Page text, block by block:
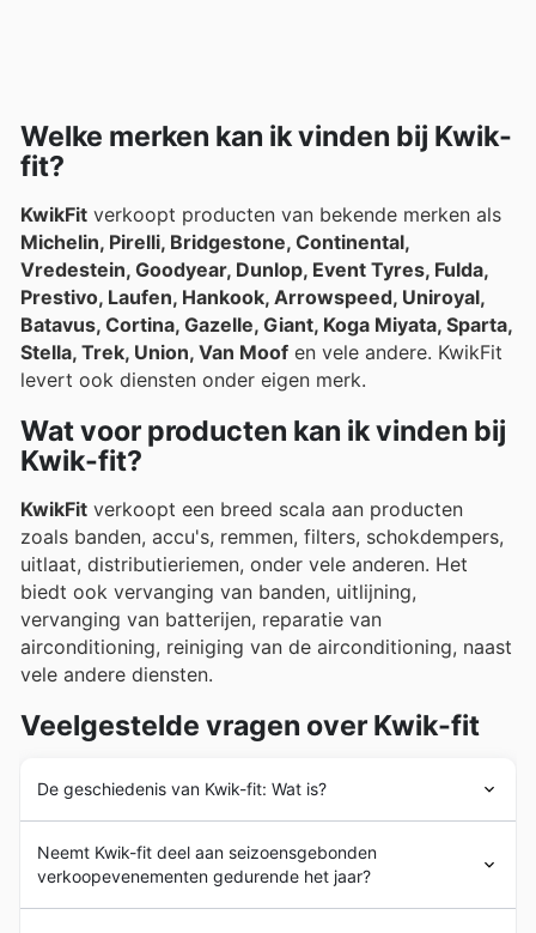
Welke merken kan ik vinden bij Kwik-
fit?
KwikFit verkoopt producten van bekende merken als
Michelin, Pirelli, Bridgestone, Continental,
Vredestein, Goodyear, Dunlop, Event Tyres, Fulda,
Prestivo, Laufen, Hankook, Arrowspeed, Uniroyal,
Batavus, Cortina, Gazelle, Giant, Koga Miyata, Sparta,
Stella, Trek, Union, Van Moof en vele andere. KwikFit
levert ook diensten onder eigen merk.
Wat voor producten kan ik vinden bij
Kwik-fit?
KwikFit verkoopt een breed scala aan producten
zoals banden, accu's, remmen, filters, schokdempers,
uitlaat, distributieriemen, onder vele anderen. Het
biedt ook vervanging van banden, uitlijning,
vervanging van batterijen, reparatie van
airconditioning, reiniging van de airconditioning, naast
vele andere diensten.
Veelgestelde vragen over Kwik-fit
De geschiedenis van Kwik-fit: Wat is?
oprichting van het bedrijf in het Verenigd Koninkrijk en
de opening van het eerste centrum in McDonald Road,
Edinburgh, Schotland. Sinds het begin heeft KwikFit
Neemt Kwik-fit deel aan seizoensgebonden
verkoopevenementen gedurende het jaar?